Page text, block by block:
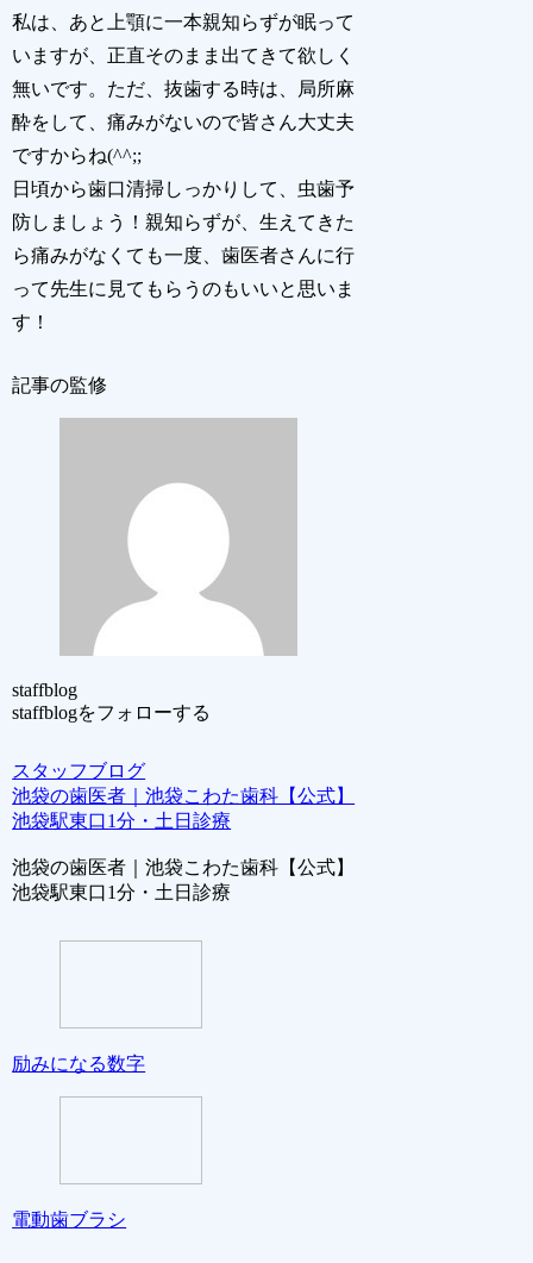
私は、あと上顎に一本親知らずが眠って
いますが、正直そのまま出てきて欲しく
無いです。ただ、抜歯する時は、局所麻
酔をして、痛みがないので皆さん大丈夫
ですからね(^^;;
日頃から歯口清掃しっかりして、虫歯予
防しましょう！親知らずが、生えてきた
ら痛みがなくても一度、歯医者さんに行
って先生に見てもらうのもいいと思いま
す！
記事の監修
staffblog
staffblogをフォローする
スタッフブログ
池袋の歯医者｜池袋こわた歯科【公式】
池袋駅東口1分・土日診療
池袋の歯医者｜池袋こわた歯科【公式】
池袋駅東口1分・土日診療
励みになる数字
電動歯ブラシ